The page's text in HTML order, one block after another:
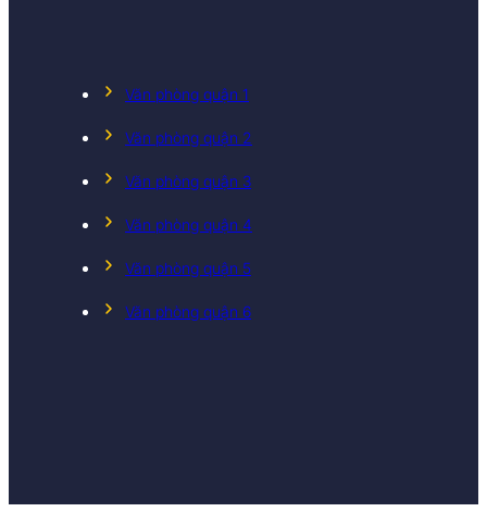
Văn phòng quận 1
Văn phòng quận 2
Văn phòng quận 3
Văn phòng quận 4
Văn phòng quận 5
Văn phòng quận 6